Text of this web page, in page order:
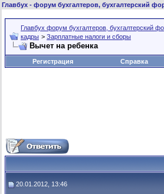
Главбух - форум бухгалтеров, бухгалтерский
Главбух форум бухгалтеров, бухгалтерский
кадры > Зарплатные налоги и сборы
Вычет на ребенка
Регистрация Справка
20.01.2012, 13:46